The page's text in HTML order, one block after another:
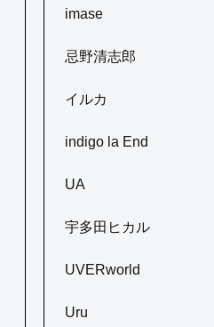
imase
忌野清志郎
イルカ
indigo la End
UA
宇多田ヒカル
UVERworld
Uru